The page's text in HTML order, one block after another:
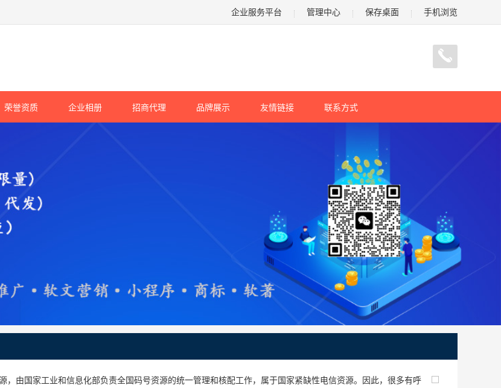
企业服务平台 管理中心 保存桌面 手机浏览
荣誉资质 企业相册 招商代理 品牌展示 友情链接 联系方式
，由国家工业和信息化部负责全国码号资源的统一管理和核配工作，属于国家紧缺性电信资源。因此，很多有呼